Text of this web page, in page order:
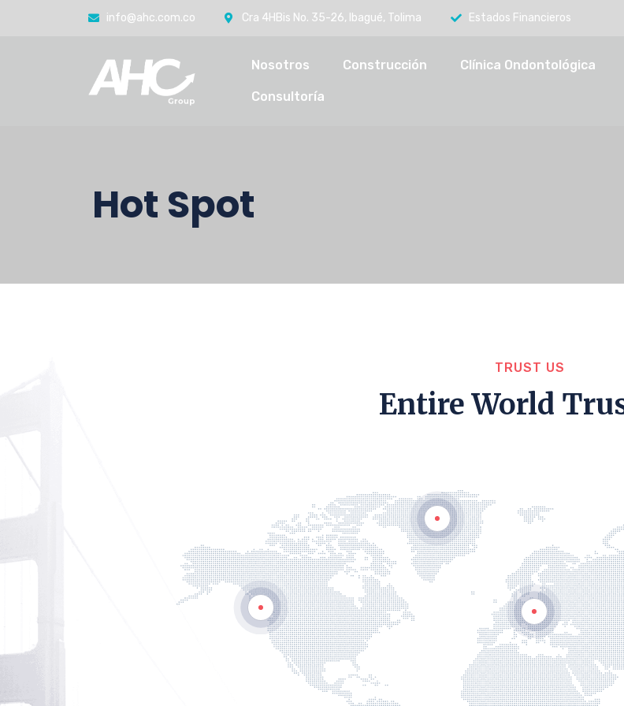
info@ahc.com.co Cra 4HBis No. 35-26, Ibagué, Tolima Estados Financieros
Nosotros Construcción Clínica Ondontológica
Consultoría
Hot Spot
TRUST US
Entire World